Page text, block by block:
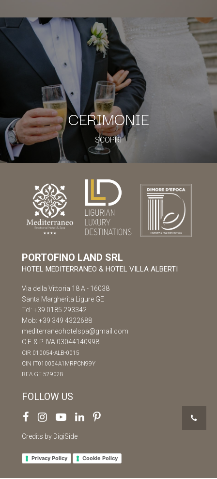
CERIMONIE
SCOPRI
PORTOFINO LAND SRL
HOTEL MEDITERRANEO & HOTEL VILLA ALBERTI
Via della Vittoria 18 A - 16038
Santa Margherita Ligure GE
Tel: +39 0185 293342
Mob: +39 349 4322688
mediterraneohotelspa@gmail.com
C.F. & P. IVA 03044140998
CIR 010054-ALB-0015
CIN IT010054A1MRPCN99Y
REA GE-529028
FOLLOW US
Credits by DigiSide
Privacy Policy Cookie Policy